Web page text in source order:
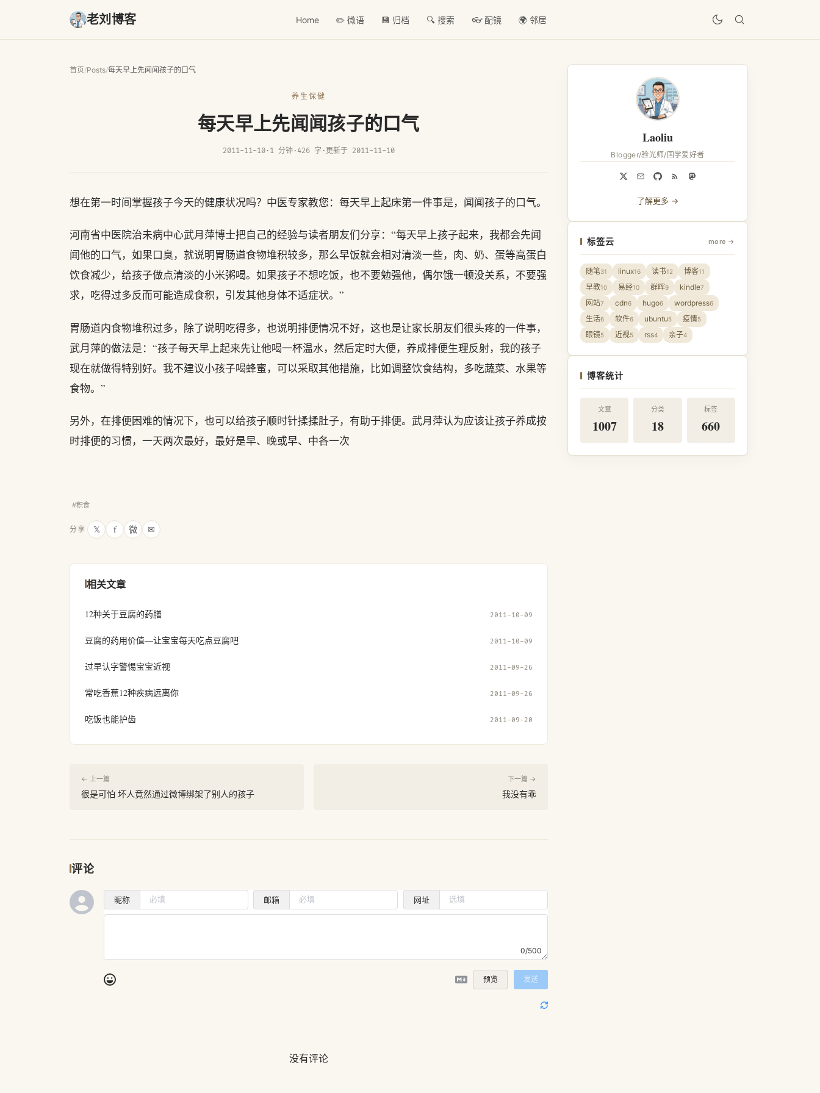
老刘博客 Home ✏️ 微语 💾 归档 🔍 搜索 👓 配镜 🌍 邻居
首页/Posts/每天早上先闻闻孩子的口气
养生保健
每天早上先闻闻孩子的口气
2011-11-10· 1 分钟· 426 字 · 更新于 2011-11-10
想在第一时间掌握孩子今天的健康状况吗？中医专家教您：每天早上起床第一件事是，闻闻孩子的口气。
河南省中医院治未病中心武月萍博士把自己的经验与读者朋友们分享：“每天早上孩子起来，我都会先闻
闻他的口气，如果口臭，就说明胃肠道食物堆积较多，那么早饭就会相对清淡一些，肉、奶、蛋等高蛋白
饮食减少，给孩子做点清淡的小米粥喝。如果孩子不想吃饭，也不要勉强他，偶尔饿一顿没关系，不要强
求，吃得过多反而可能造成食积，引发其他身体不适症状。”
胃肠道内食物堆积过多，除了说明吃得多，也说明排便情况不好，这也是让家长朋友们很头疼的一件事，
武月萍的做法是：“孩子每天早上起来先让他喝一杯温水，然后定时大便，养成排便生理反射，我的孩子
现在就做得特别好。我不建议小孩子喝蜂蜜，可以采取其他措施，比如调整饮食结构，多吃蔬菜、水果等
食物。”
另外，在排便困难的情况下，也可以给孩子顺时针揉揉肚子，有助于排便。武月萍认为应该让孩子养成按
时排便的习惯，一天两次最好，最好是早、晚或早、中各一次
#积食
分享 𝕏 f 微 ✉
相关文章
12种关于豆腐的药膳 2011-10-09
豆腐的药用价值—让宝宝每天吃点豆腐吧 2011-10-09
过早认字警惕宝宝近视 2011-09-26
常吃香蕉12种疾病远离你 2011-09-26
吃饭也能护齿 2011-09-20
← 上一篇
很是可怕 坏人竟然通过微博绑架了别人的孩子
下一篇 →
我没有乖
评论
昵称 邮箱 网址
0/500
预览 发送
没有评论
Laoliu
Blogger/验光师/国学爱好者
了解更多 →
标签云 more →
随笔31 linux16 读书12 博客11
早教10 易经10 群晖9 kindle7
网站7 cdn6 hugo6 wordpress6
生活6 软件6 ubuntu5 疫情5
眼镜5 近视5 rss4 亲子4
博客统计
文章
1007
分类
18
标签
660